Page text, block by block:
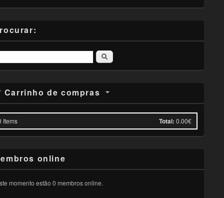
Pesquisar
Carrinho de compras
Items Total: 0.00€
online
momento estão 0 membros online.